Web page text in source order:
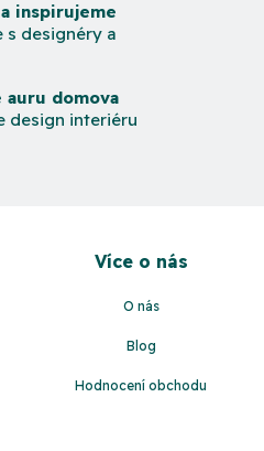
inspirujeme
s designéry a
auru domova
design interiéru
Více o nás
O nás
Blog
Hodnocení obchodu